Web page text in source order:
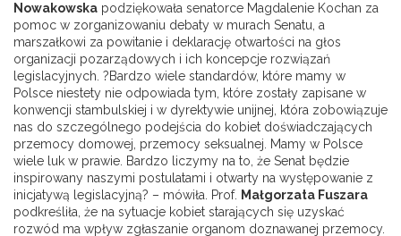
Nowakowska podziękowała senatorce Magdalenie Kochan za
pomoc w zorganizowaniu debaty w murach Senatu, a
marszałkowi za powitanie i deklarację otwartości na głos
organizacji pozarządowych i ich koncepcje rozwiązań
legislacyjnych. ?Bardzo wiele standardów, które mamy w
Polsce niestety nie odpowiada tym, które zostały zapisane w
konwencji stambulskiej i w dyrektywie unijnej, która zobowiązuje
nas do szczególnego podejścia do kobiet doświadczających
przemocy domowej, przemocy seksualnej. Mamy w Polsce
wiele luk w prawie. Bardzo liczymy na to, że Senat będzie
inspirowany naszymi postulatami i otwarty na występowanie z
inicjatywą legislacyjną? – mówiła. Prof. Małgorzata Fuszara
podkreśliła, że na sytuacje kobiet starających się uzyskać
rozwód ma wpływ zgłaszanie organom doznawanej przemocy.